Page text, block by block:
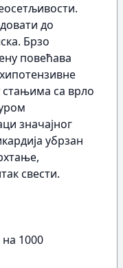
до
Брзо
повећава
стањима са врло
значајног
убрзан
свести.
на 1000